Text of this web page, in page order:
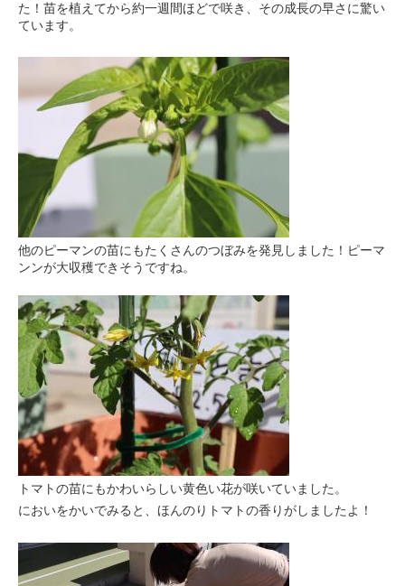
た！苗を植えてから約一週間ほどで咲き、その成長の早さに驚い
ています。
他のピーマンの苗にもたくさんのつぼみを発見しました！ピーマ
ンンが大収穫できそうですね。
トマトの苗にもかわいらしい黄色い花が咲いていました。
においをかいでみると、ほんのりトマトの香りがしましたよ！